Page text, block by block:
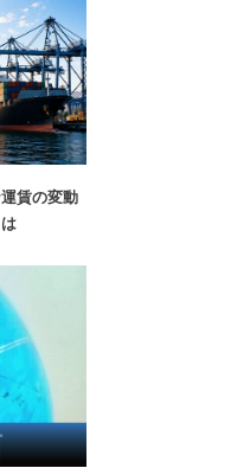
賃の変動